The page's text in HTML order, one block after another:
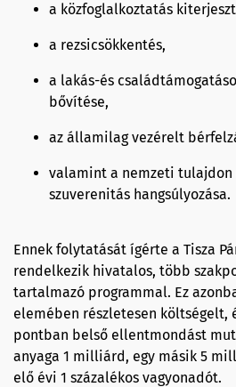
a közfoglalkoztatás
a rezsicsökkentés,
a lakás-és
bővítése,
az államilag vezérelt
valamint a nemzeti tulajdon
szuverenitás hangsúlyozása.
Ennek folytatását ígérte a Tisza
rendelkezik hivatalos, több
tartalmazó programmal. Ez
elemében részletesen költségelt,
pontban belső ellentmondást
anyaga 1 milliárd, egy másik 5
elő évi 1 százalékos vagyonadót.